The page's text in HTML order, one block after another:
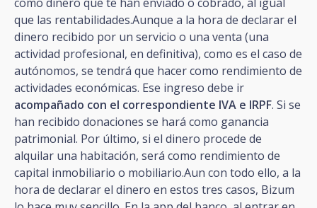
que las rentabilidades.Aunque a la hora de declarar el
dinero recibido por un servicio o una venta (una
actividad profesional, en definitiva), como es el caso de
autónomos, se tendrá que hacer como rendimiento de
actividades económicas. Ese ingreso debe ir
acompañado con el correspondiente IVA e IRPF. Si se
han recibido donaciones se hará como ganancia
patrimonial. Por último, si el dinero procede de
alquilar una habitación, será como rendimiento de
capital inmobiliario o mobiliario.Aun con todo ello, a la
hora de declarar el dinero en estos tres casos, Bizum